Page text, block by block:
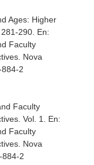
Ages: Higher
290. En:
Faculty
. Nova
2
Faculty
Vol. 1. En:
Faculty
. Nova
884-2